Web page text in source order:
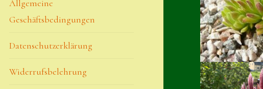
Allgemeine
Geschäftsbedingungen
Datenschutzerklärung
Widerrufsbelehrung